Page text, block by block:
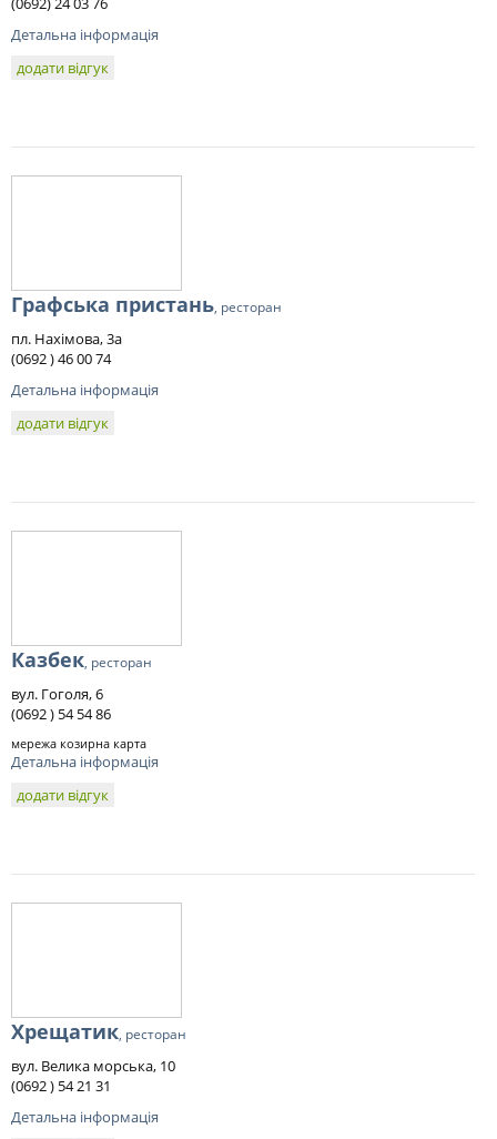
Детальна інформація
додати відгук
Графська пристань, ресторан
пл. Нахімова, 3а
(0692 ) 46 00 74
Детальна інформація
додати відгук
Казбек, ресторан
вул. Гоголя, 6
(0692 ) 54 54 86
мережа козирна карта
Детальна інформація
додати відгук
Хрещатик, ресторан
вул. Велика морська, 10
(0692 ) 54 21 31
Детальна інформація